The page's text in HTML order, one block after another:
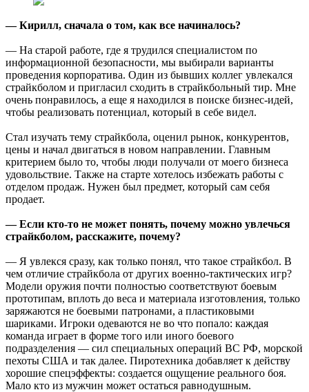
— Кирилл, сначала о том, как все начиналось?
— На старой работе, где я трудился специалистом по
информационной безопасности, мы выбирали варианты
проведения корпоратива. Один из бывших коллег увлекался
страйкболом и пригласил сходить в страйкбольный тир. Мне
очень понравилось, а еще я находился в поиске бизнес-идей,
чтобы реализовать потенциал, который в себе видел.
Стал изучать тему страйкбола, оценил рынок, конкурентов,
цены и начал двигаться в новом направлении. Главным
критерием было то, чтобы люди получали от моего бизнеса
удовольствие. Также на старте хотелось избежать работы с
отделом продаж. Нужен был предмет, который сам себя
продает.
— Если кто-то не может понять, почему можно увлечься
страйкболом, расскажите, почему?
— Я увлекся сразу, как только понял, что такое страйкбол. В
чем отличие страйкбола от других военно-тактических игр?
Модели оружия почти полностью соответствуют боевым
прототипам, вплоть до веса и материала изготовления, только
заряжаются не боевыми патронами, а пластиковыми
шариками. Игроки одеваются не во что попало: каждая
команда играет в форме того или иного боевого
подразделения — сил специальных операций ВС РФ, морской
пехоты США и так далее. Пиротехника добавляет к действу
хорошие спецэффекты: создается ощущение реального боя.
Мало кто из мужчин может остаться равнодушным.